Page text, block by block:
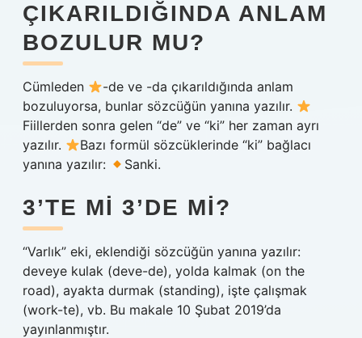
ÇIKARILDIĞINDA ANLAM
BOZULUR MU?
Cümleden
-de ve -da çıkarıldığında anlam
bozuluyorsa, bunlar sözcüğün yanına yazılır.
Fiillerden sonra gelen “de” ve “ki” her zaman ayrı
yazılır.
Bazı formül sözcüklerinde “ki” bağlacı
yanına yazılır:
Sanki.
3’TE MI 3’DE MI?
“Varlık” eki, eklendiği sözcüğün yanına yazılır:
deveye kulak (deve-de), yolda kalmak (on the
road), ayakta durmak (standing), işte çalışmak
(work-te), vb. Bu makale 10 Şubat 2019’da
yayınlanmıştır.